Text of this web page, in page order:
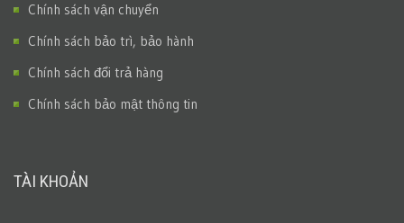
Chính sách vận chuyển
Chính sách bảo trì, bảo hành
Chính sách đổi trả hàng
Chính sách bảo mật thông tin
TÀI KHOẢN